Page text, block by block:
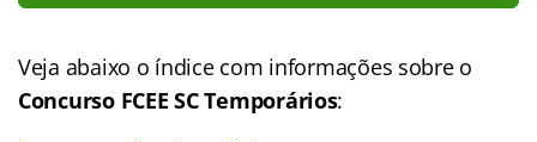
Veja abaixo o índicecom informações sobre o
Concurso FCEE SC Temporários: